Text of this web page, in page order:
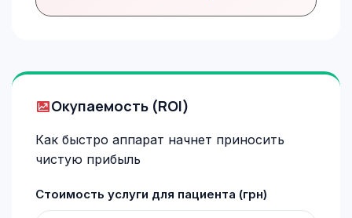
Окупаемость (ROI)
Как быстро аппарат начнет приносить
чистую прибыль
Стоимость услуги для пациента (грн)